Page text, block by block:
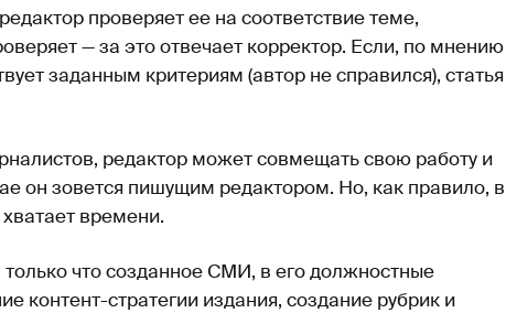
проверяет ее на соответствие теме,
— за это отвечает корректор. Если, по мнению
заданным критериям (автор не справился), статья
редактор может совмещать свою работу и
он зовется пишущим редактором. Но, как правило, в
времени.
что созданное СМИ, в его должностные
контент-стратегии издания, создание рубрик и